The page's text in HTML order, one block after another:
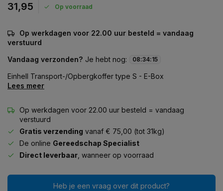
31,95 Op voorraad
Op werkdagen voor 22.00 uur besteld = vandaag
verstuurd
Vandaag verzonden? Je hebt nog: 08:34:14
Einhell Transport-/Opbergkoffer type S - E-Box
Lees meer
Op werkdagen voor 22.00 uur besteld = vandaag
verstuurd
Gratis verzending vanaf € 75,00 (tot 31kg)
De online Gereedschap Specialist
Direct leverbaar , wanneer op voorraad
Heb je een vraag over dit product?